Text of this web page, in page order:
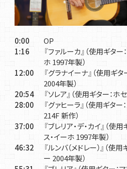
0:00
OP
1:16
『ファルーカ』（使用ギター
ホ 1997年製）
12:00
『グラナイーナ』（使用ギタ
2004年製）
20:54
『ソレア』（使用ギター：
28:00
『グァヒーラ』（使用ギター
214F 新作）
37:00
『ブレリア・デ・カイ』（使
ス・イーホ 1997年製）
46:32
『ルンバ（メドレー）』（使
ー 2004年製）